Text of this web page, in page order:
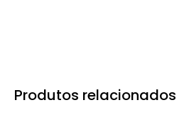
Produtos relacionados